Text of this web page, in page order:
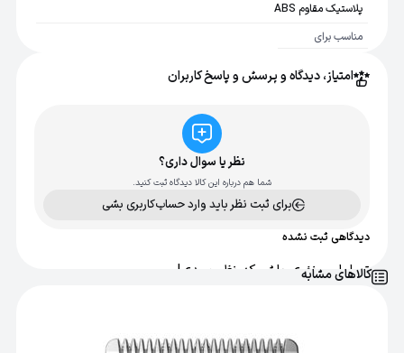
پلاستیک مقاوم ABS
مناسب برای
امتیاز، دیدگاه و پرسش و پاسخ کاربران
نظر یا سوال داری؟
شما هم درباره این کالا دیدگاه ثبت کنید.
برای ثبت نظر باید وارد حساب‌کاربری بشی
دیدگاهی ثبت نشده
تو اولین نفری باش که نظر میدی!
کالاهای مشابه